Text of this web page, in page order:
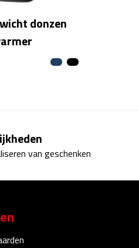
donzen
van geschenken